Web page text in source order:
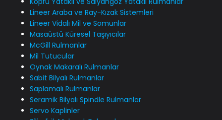
Lineer Araba ve Ray-Kızak Sistemleri
Lineer Vidalı Mil ve Somunlar
Masaüstü Küresel Taşıyıcılar
McGill Rulmanlar
Mil Tutucular
Oynak Makaralı Rulmanlar
Sabit Bilyalı Rulmanlar
Saplamalı Rulmanlar
Seramik Bilyalı Spindle Rulmanlar
Servo Kaplinler